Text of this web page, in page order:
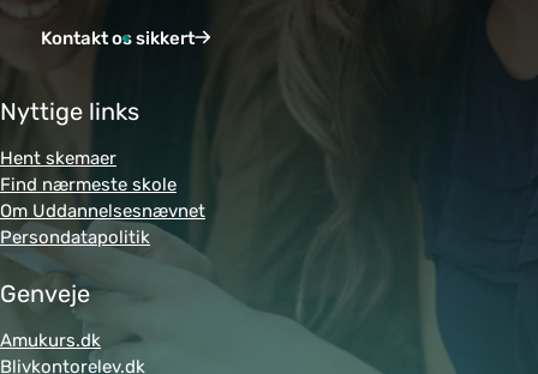
g
v
æ
re
n
d
e
u
d
Kontakt os sikkert
Nyttige links
Hent skemaer
Find nærmeste skole
Om Uddannelsesnævnet
Persondatapolitik
Genveje
Amukurs.dk
Blivkontorelev.dk